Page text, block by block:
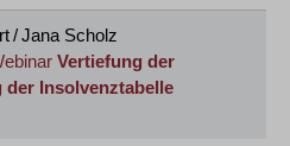
/ Jana Scholz
Vertiefung der
der Insolvenztabelle